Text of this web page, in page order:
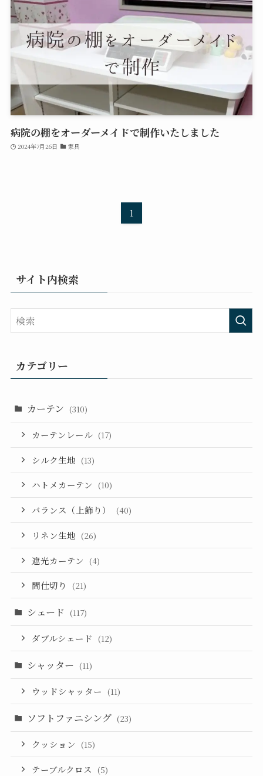
病院の棚をオーダーメイドで制作いたしました
2024年7月26日 家具
1
サイト内検索
カテゴリー
カーテン (310)
カーテンレール (17)
シルク生地 (13)
ハトメカーテン (10)
バランス（上飾り） (40)
リネン生地 (26)
遮光カーテン (4)
間仕切り (21)
シェード (117)
ダブルシェード (12)
シャッター (11)
ウッドシャッター (11)
ソフトファニシング (23)
クッション (15)
テーブルクロス (5)